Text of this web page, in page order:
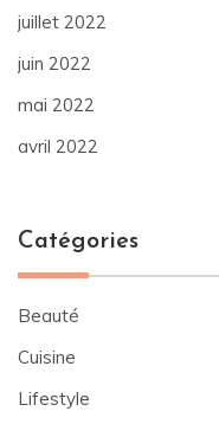
juillet 2022
juin 2022
mai 2022
avril 2022
Catégories
Beauté
Cuisine
Lifestyle